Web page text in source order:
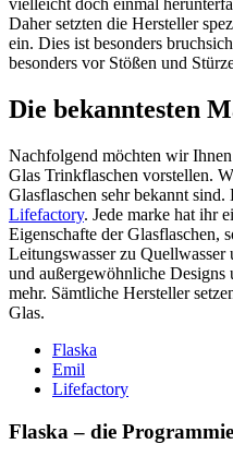
vielleicht doch einmal
Daher setzten die Hersteller
ein. Dies ist besonders
besonders vor Stößen und
Die bekanntesten
Nachfolgend möchten wir
Glas Trinkflaschen vorstellen.
Glasflaschen sehr bekannt
Lifefactory. Jede marke hat ihr
Eigenschafte der Glasflaschen,
Leitungswasser zu Quellwasser
und außergewöhnliche
mehr. Sämtliche Hersteller
Glas.
Flaska
Emil
Lifefactory
Flaska – die